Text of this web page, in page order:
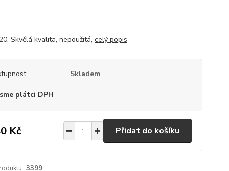
Skvělá kvalita, nepoužitá, celý popis
Skladem
plátci DPH
Kč Přidat do košíku
3399